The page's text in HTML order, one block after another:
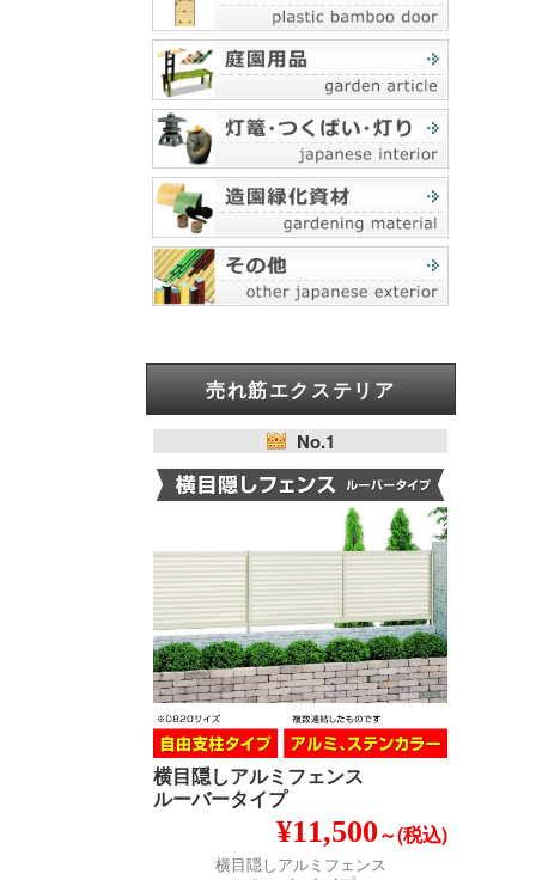
売れ筋エクステリア
No.1
横目隠しアルミフェンス
ルーバータイプ
¥11,500～(税込)
横目隠しアルミフェンス